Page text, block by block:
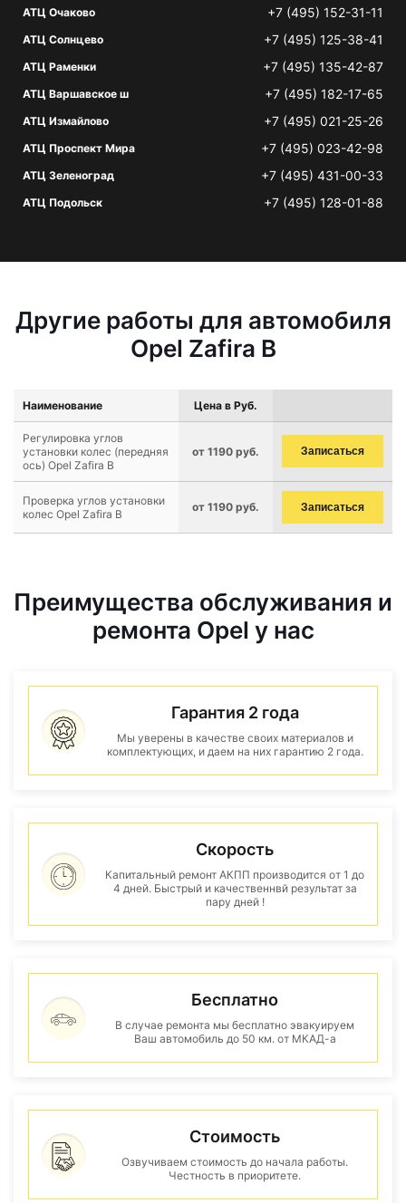
АТЦ Очаково +7 (495) 152-31-11
АТЦ Солнцево +7 (495) 125-38-41
АТЦ Раменки +7 (495) 135-42-87
АТЦ Варшавское ш +7 (495) 182-17-65
АТЦ Измайлово +7 (495) 021-25-26
АТЦ Проспект Мира +7 (495) 023-42-98
АТЦ Зеленоград +7 (495) 431-00-33
АТЦ Подольск +7 (495) 128-01-88
Другие работы для автомобиля
Opel Zafira B
Наименование Цена в Руб.
Регулировка углов
установки колес (передняя
ось) Opel Zafira B
от 1190 руб. Записаться
Проверка углов установки
колес Opel Zafira B
от 1190 руб. Записаться
Преимущества обслуживания и
ремонта Opel у нас
Гарантия 2 года
Мы уверены в качестве своих материалов и
комплектующих, и даем на них гарантию 2 года.
Скорость
Капитальный ремонт АКПП производится от 1 до
4 дней. Быстрый и качественнвй результат за
пару дней !
Бесплатно
В случае ремонта мы бесплатно эвакуируем
Ваш автомобиль до 50 км. от МКАД-а
Стоимость
Озвучиваем стоимость до начала работы.
Честность в приоритете.